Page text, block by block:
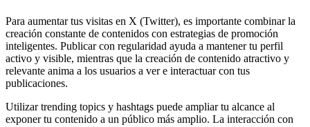
Para aumentar tus visitas en X (Twitter), es importante combinar la
creación constante de contenidos con estrategias de promoción
inteligentes. Publicar con regularidad ayuda a mantener tu perfil
activo y visible, mientras que la creación de contenido atractivo y
relevante anima a los usuarios a ver e interactuar con tus
publicaciones.
Utilizar trending topics y hashtags puede ampliar tu alcance al
exponer tu contenido a un público más amplio. La interacción con